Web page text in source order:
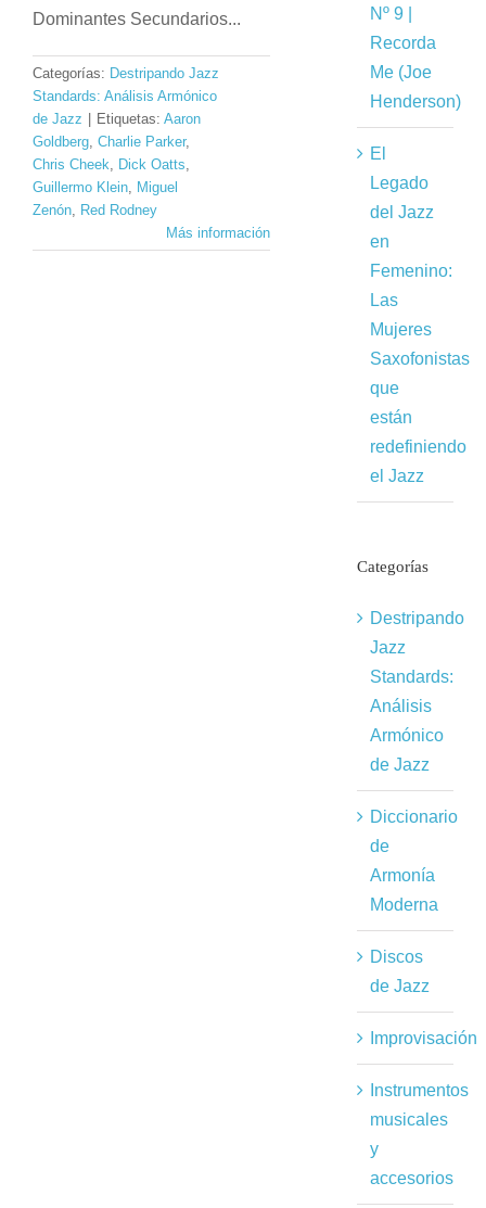
Dominantes Secundarios...
Categorías: Destripando Jazz
Standards: Análisis Armónico
de Jazz
Etiquetas: Aaron
Goldberg Charlie Parker,
Chris Cheek
Dick Oatts
Guillermo Klein
Miguel
Zenón
Red Rodney
Más información
Nº 9 |
Recorda
Me (Joe
Henderson)
El
Legado
del Jazz
en
Femenino:
Las
Mujeres
Saxofonistas
que
están
redefiniendo
el Jazz
Categorías
Destripando
Jazz
Standards:
Análisis
Armónico
de Jazz
Diccionario
de
Armonía
Moderna
Discos
de Jazz
Improvisación
Instrumentos
musicales
y
accesorios